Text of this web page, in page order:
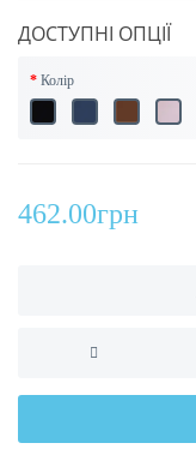
ДОСТУПНІ ОПЦІЇ
Колір
462.00грн